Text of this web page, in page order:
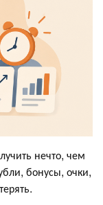
нечто, чем
бонусы, очки,